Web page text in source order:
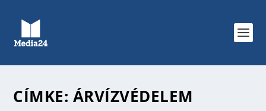
CÍMKE: ÁRVÍZVÉDELEM